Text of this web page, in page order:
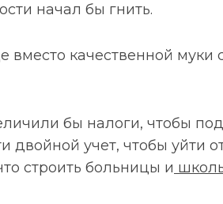
начал бы гнить.
вместо качественной
бы налоги, чтобы
двойной учет, чтобы уйти
строить больницы и